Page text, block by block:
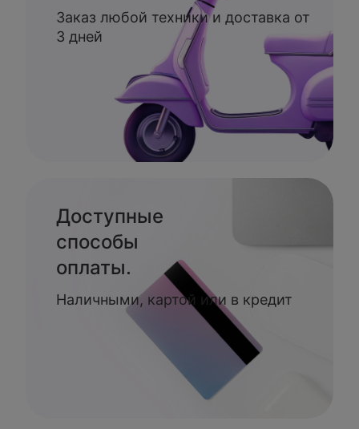
Заказ любой техники и доставка от
3 дней
Доступные
способы
оплаты.
Наличными, картой или в кредит